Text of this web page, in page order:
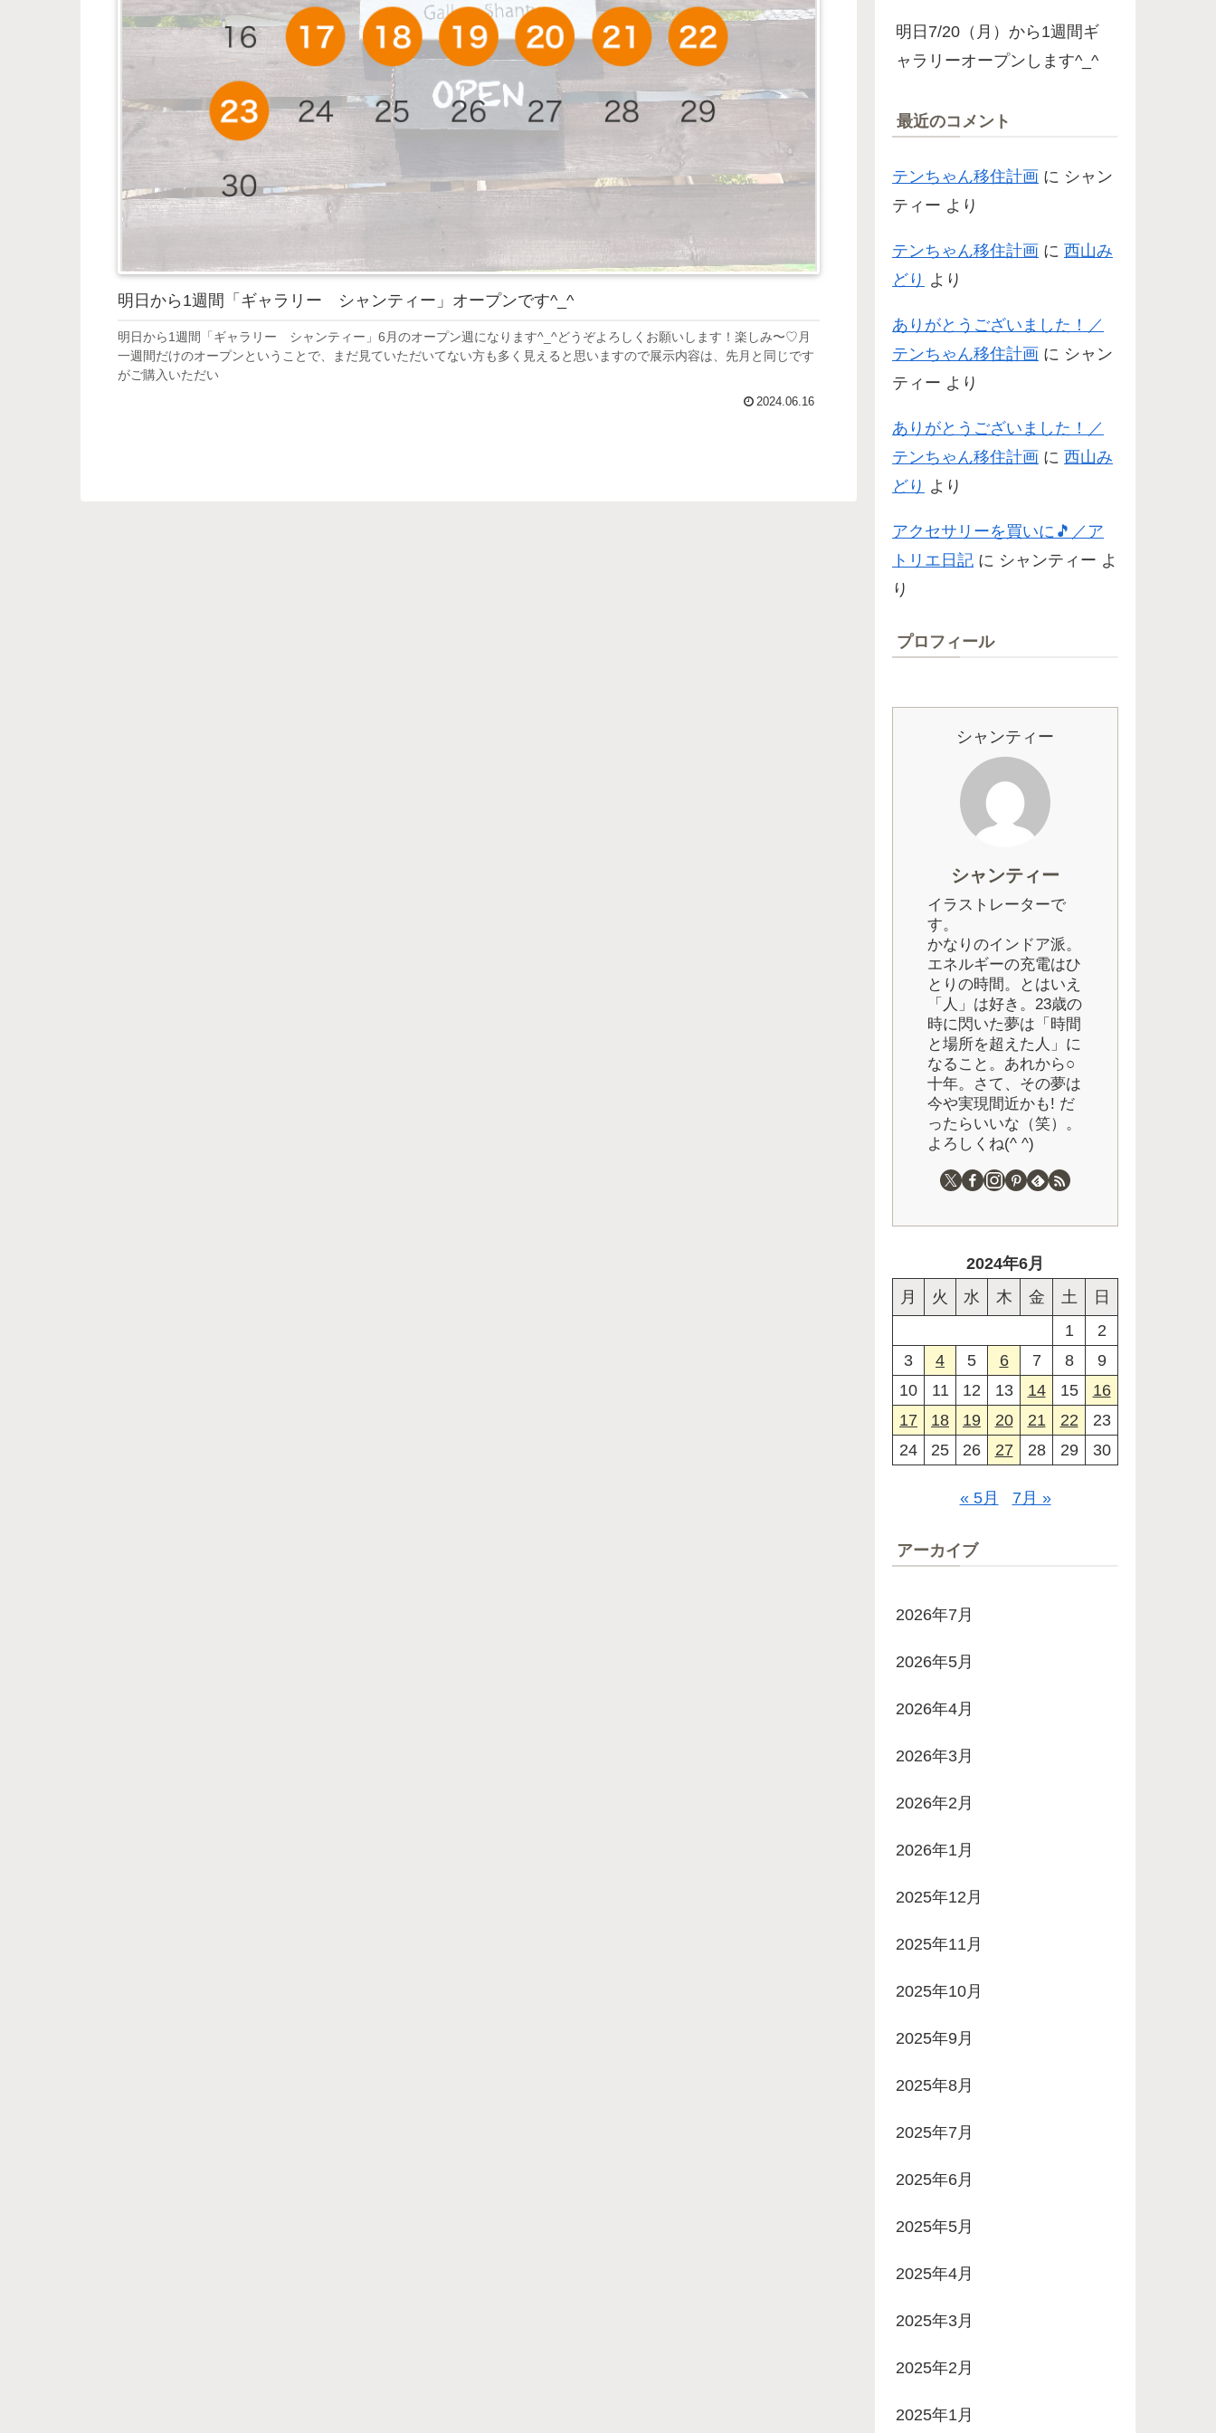
明日から1週間「ギャラリー シャンティー」オープンです^_^
明日から1週間「ギャラリー シャンティー」6月のオープン週になります^_^どうぞよろしくお願いします！楽しみ〜♡月
一週間だけのオープンということで、まだ見ていただいてない方も多く見えると思いますので展示内容は、先月と同じです
がご購入いただい
2024.06.16
明日7/20（月）から1週間ギ
ャラリーオープンします^_^
最近のコメント
テンちゃん移住計画 に シャン
ティー より
テンちゃん移住計画 に 西山み
どり より
ありがとうございました！／
テンちゃん移住計画 に シャン
ティー より
ありがとうございました！／
テンちゃん移住計画 に 西山み
どり より
アクセサリーを買いに🎵／ア
トリエ日記 に シャンティー よ
り
プロフィール
シャンティー
シャンティー
イラストレーターで
す。
かなりのインドア派。
エネルギーの充電はひ
とりの時間。とはいえ
「人」は好き。23歳の
時に閃いた夢は「時間
と場所を超えた人」に
なること。あれから○
十年。さて、その夢は
今や実現間近かも! だ
ったらいいな（笑）。
よろしくね(^ ^)
2024年6月
月
火 水 木 金 土
日
1
2
3
4 5 6 7 8
9
10
11 12 13 14 15
16
17
18 19 20 21 22
23
24
25 26 27 28 29 30
« 5月 7月 »
アーカイブ
2026年7月
2026年5月
2026年4月
2026年3月
2026年2月
2026年1月
2025年12月
2025年11月
2025年10月
2025年9月
2025年8月
2025年7月
2025年6月
2025年5月
2025年4月
2025年3月
2025年2月
2025年1月